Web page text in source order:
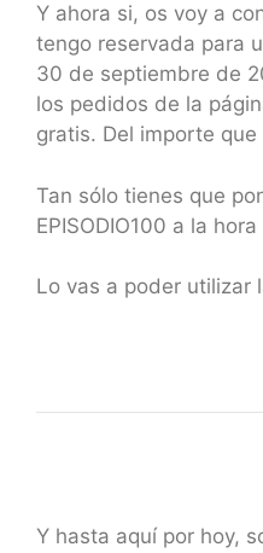
Y ahora si, os voy a
tengo reservada para
30 de septiembre de
los pedidos de la
gratis. Del importe que
Tan sólo tienes que
EPISODIO100 a la
Lo vas a poder utilizar
Y hasta aquí por hoy,